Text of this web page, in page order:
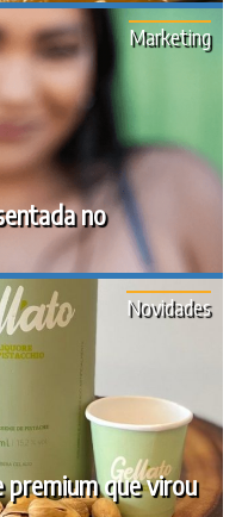
no
Marketing
premium que virou
Novidades